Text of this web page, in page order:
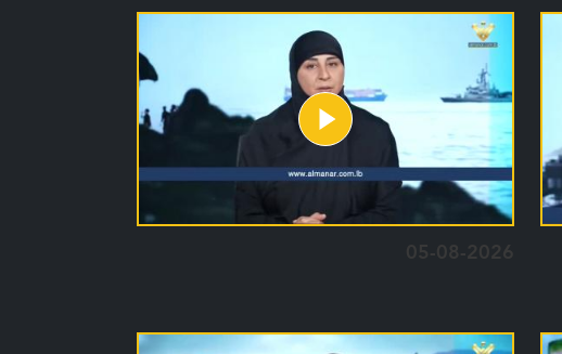
05-08-2026